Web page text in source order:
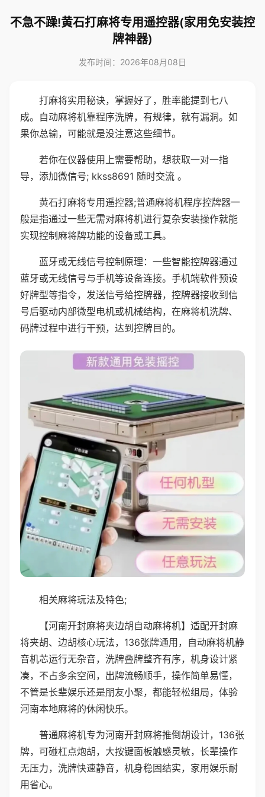
不急不躁!黄石打麻将专用遥控器(家用免安装控
牌神器)
发布时间：2026年08月08日
打麻将实用秘诀，掌握好了，胜率能提到七八
成。自动麻将机靠程序洗牌，有规律，就有漏洞。如
果你总输，可能就是没注意这些细节。
若你在仪器使用上需要帮助，想获取一对一指
导，添加微信号; kkss8691 随时交流 。
黄石打麻将专用遥控器;普通麻将机程序控牌器一
般是指通过一些无需对麻将机进行复杂安装操作就能
实现控制麻将牌功能的设备或工具。
蓝牙或无线信号控制原理：一些智能控牌器通过
蓝牙或无线信号与手机等设备连接。手机端软件预设
好牌型等指令，发送信号给控牌器，控牌器接收到信
号后驱动内部微型电机或机械结构，在麻将机洗牌、
码牌过程中进行干预，达到控牌目的。
相关麻将玩法及特色;
【河南开封麻将夹边胡自动麻将机】适配开封麻
将夹胡、边胡核心玩法，136张牌通用，自动麻将机静
音机芯运行无杂音，洗牌叠牌整齐有序，机身设计紧
凑，不占多余空间，出牌流畅顺手，操作简单易懂，
不管是长辈娱乐还是朋友小聚，都能轻松组局，体验
河南本地麻将的休闲快乐。
普通麻将机专为河南开封麻将推倒胡设计，136张
牌，可碰杠点炮胡，大按键面板触感灵敏，长辈操作
无压力，洗牌快速静音，机身稳固结实，家用娱乐耐
用省心。